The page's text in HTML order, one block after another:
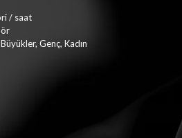
/ saat
Genç, Kadın